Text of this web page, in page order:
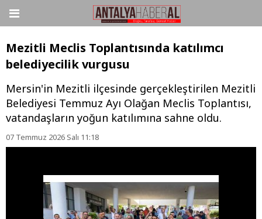
Mezitli Meclis Toplantısında katılımcı
belediyecilik vurgusu
Mersin'in Mezitli ilçesinde gerçekleştirilen Mezitli
Belediyesi Temmuz Ayı Olağan Meclis Toplantısı,
vatandaşların yoğun katılımına sahne oldu.
07 Temmuz 2026 Salı 11:18